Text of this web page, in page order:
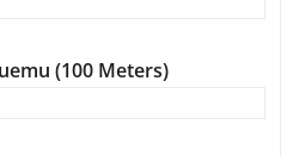
(100 Meters)